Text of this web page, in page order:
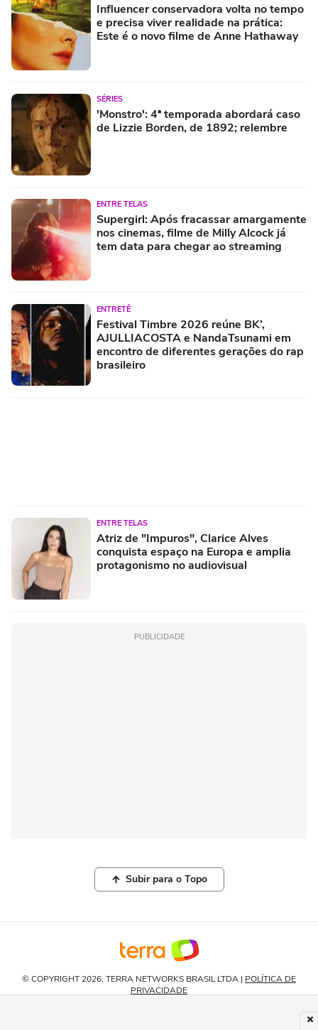
Influencer conservadora volta no tempo
e precisa viver realidade na prática:
Este é o novo filme de Anne Hathaway
SÉRIES
'Monstro': 4ª temporada abordará caso
de Lizzie Borden, de 1892; relembre
ENTRE TELAS
Supergirl: Após fracassar amargamente
nos cinemas, filme de Milly Alcock já
tem data para chegar ao streaming
ENTRETÊ
Festival Timbre 2026 reúne BK’,
AJULLIACOSTA e NandaTsunami em
encontro de diferentes gerações do rap
brasileiro
ENTRE TELAS
Atriz de "Impuros", Clarice Alves
conquista espaço na Europa e amplia
protagonismo no audiovisual
PUBLICIDADE
Subir para o Topo
© COPYRIGHT 2026, TERRA NETWORKS BRASIL LTDA | POLÍTICA DE
PRIVACIDADE